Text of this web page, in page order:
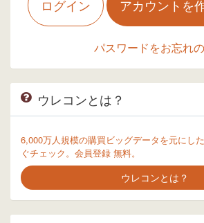
ログイン アカウントを
パスワードをお忘れ
ウレコンとは？
6,000万人規模の購買ビッグデータを元にし
ぐチェック。会員登録 無料。
ウレコンとは？